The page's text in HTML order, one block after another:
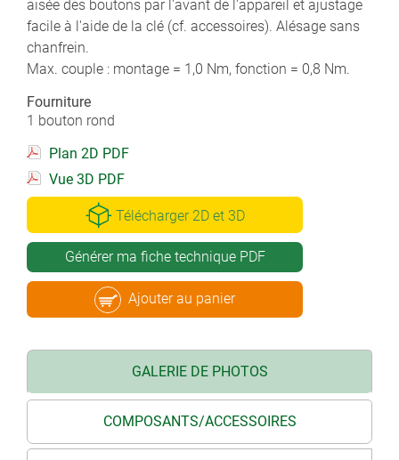
aisée des boutons par l'avant de l'appareil et ajustage
facile à l'aide de la clé (cf. accessoires). Alésage sans
chanfrein.
Max. couple : montage = 1,0 Nm, fonction = 0,8 Nm.
Fourniture
1 bouton rond
Plan 2D PDF
Vue 3D PDF
Télécharger 2D et 3D
Générer ma fiche technique PDF
Ajouter au panier
GALERIE DE PHOTOS
COMPOSANTS/ACCESSOIRES